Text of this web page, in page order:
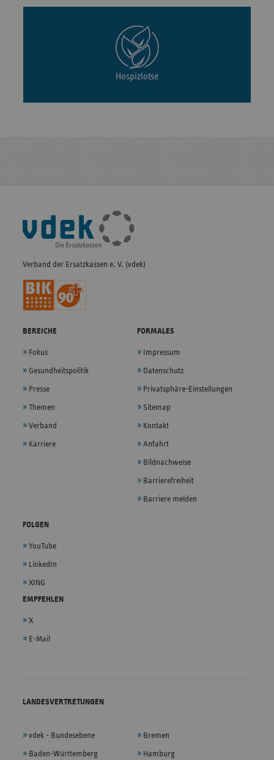
Hospizlotse
Fußleisten-
Navigation
Verband der Ersatzkassen e. V. (vdek)
BEREICHE
Fokus
Gesundheitspolitik
Presse
Themen
Verband
Karriere
FORMALES
Impressum
Datenschutz
Privatsphäre-Einstellungen
Sitemap
Kontakt
Anfahrt
Bildnachweise
Barrierefreiheit
Barriere melden
FOLGEN
YouTube
LinkedIn
XING
EMPFEHLEN
X
E-Mail
LANDESVERTRETUNGEN
vdek - Bundesebene
Baden-Württemberg
Bremen
Hamburg